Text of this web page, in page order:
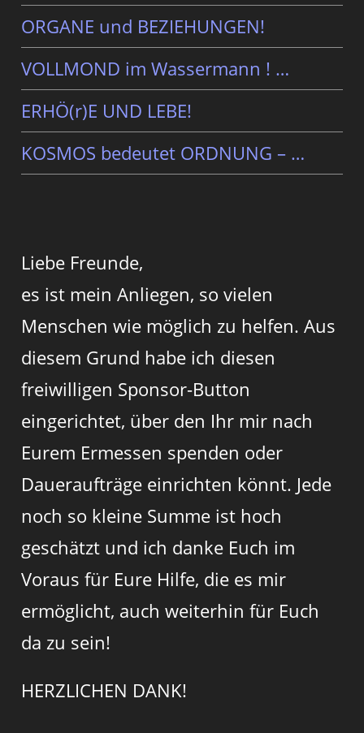
ORGANE und BEZIEHUNGEN!
VOLLMOND im Wassermann ! …
ERHÖ(r)E UND LEBE!
KOSMOS bedeutet ORDNUNG – …
Liebe Freunde,
es ist mein Anliegen, so vielen
Menschen wie möglich zu helfen. Aus
diesem Grund habe ich diesen
freiwilligen Sponsor-Button
eingerichtet, über den Ihr mir nach
Eurem Ermessen spenden oder
Daueraufträge einrichten könnt. Jede
noch so kleine Summe ist hoch
geschätzt und ich danke Euch im
Voraus für Eure Hilfe, die es mir
ermöglicht, auch weiterhin für Euch
da zu sein!
HERZLICHEN DANK!